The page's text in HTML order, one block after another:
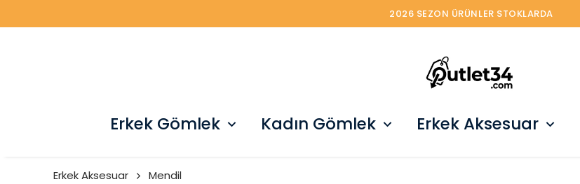
2026 SEZON ÜRÜNLER STOKLARDA
Erkek Gömlek Kadın Gömlek Erkek Aksesuar
Erkek Aksesuar Mendil